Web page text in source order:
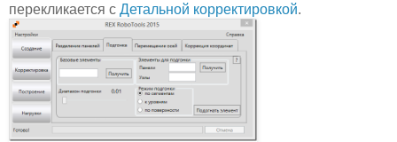
перекликается с Детальной корректировкой.